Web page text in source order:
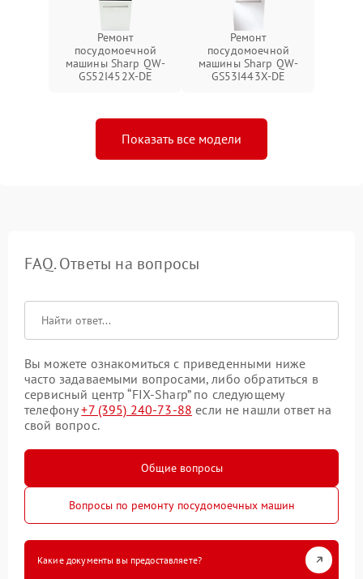
Ремонт
посудомоечной
машины Sharp QW-
GS52I452X-DE
Ремонт
посудомоечной
машины Sharp QW-
GS53I443X-DE
Показать все модели
FAQ. Ответы на вопросы
Вы можете ознакомиться с приведенными ниже
часто задаваемыми вопросами, либо обратиться в
сервисный центр “FIX-Sharp” по следующему
телефону+7 (395) 240-73-88 если не нашли ответ на
свой вопрос.
Общие вопросы
Вопросы по ремонту посудомоечных машин
Какие документы вы предоставляете?